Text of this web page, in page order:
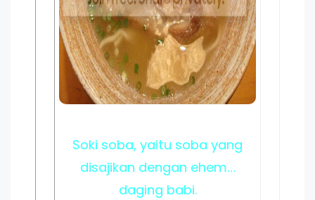
Soki soba, yaitu soba yang
disajikan dengan ehem…
daging babi.